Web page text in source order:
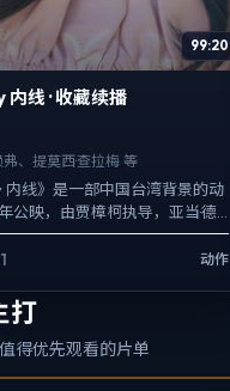
99:20
线 · 收藏续播
弗、提莫西·查拉梅 等
内线》是一部中国台湾背景的动
公映，由贾樟柯执导，亚当·德
拉梅、安藤樱等主演。影像偏
动作
打
得优先观看的片单